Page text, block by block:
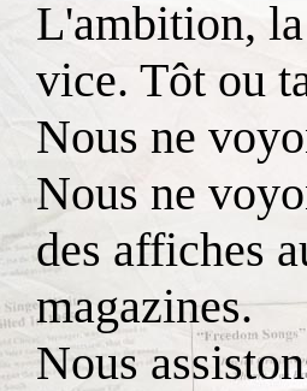
L'ambition,
vice. Tôt ou
Nous ne
Nous ne
des affiches
magazines.
Nous